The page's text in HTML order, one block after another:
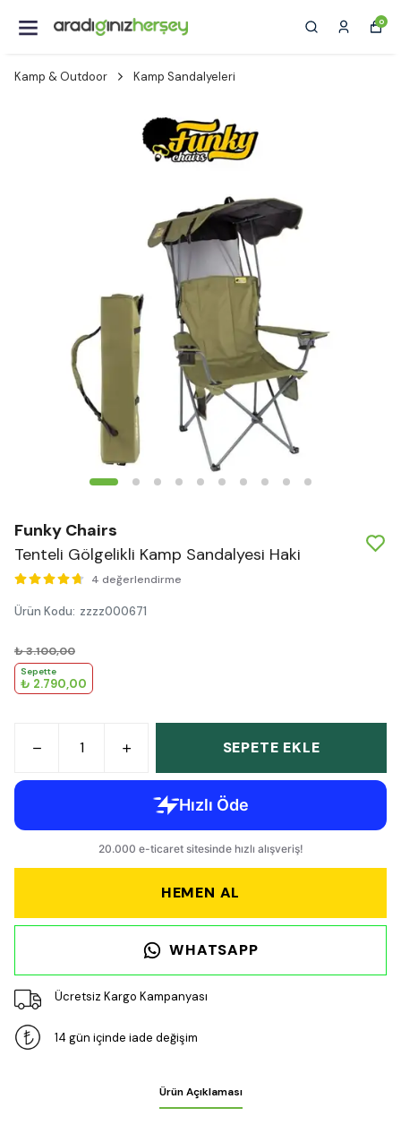
0
Kamp & Outdoor Kamp Sandalyeleri
Funky Chairs
Tenteli Gölgelikli Kamp Sandalyesi Haki
4 değerlendirme
Ürün Kodu: zzzz000671
₺ 3.100,00
Sepette
₺ 2.790,00
SEPETE EKLE
HEMEN AL
WHATSAPP
Ücretsiz Kargo Kampanyası
14 gün içinde iade değişim
Ürün Açıklaması